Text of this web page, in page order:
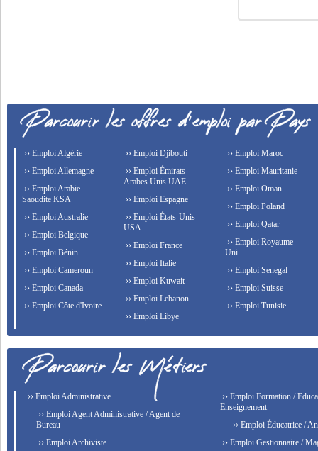
›› Emploi Algérie
›› Emploi Allemagne
›› Emploi Arabie
Saoudite KSA
›› Emploi Australie
›› Emploi Belgique
›› Emploi Bénin
›› Emploi Cameroun
›› Emploi Canada
›› Emploi Côte d'Ivoire
›› Emploi Djibouti
›› Emploi Émirats
Arabes Unis UAE
›› Emploi Espagne
›› Emploi États-Unis
USA
›› Emploi France
›› Emploi Italie
›› Emploi Kuwait
›› Emploi Lebanon
›› Emploi Libye
›› Emploi Maroc
›› Emploi Mauritanie
›› Emploi Oman
›› Emploi Poland
›› Emploi Qatar
›› Emploi Royaume-
Uni
›› Emploi Senegal
›› Emploi Suisse
›› Emploi Tunisie
›› Emploi Administrative
›› Emploi Agent Administrative / Agent de
Bureau
›› Emploi Archiviste
›› Emploi Formation /
Enseignement
›› Emploi Éducatrice /
›› Emploi Gestionnaire /